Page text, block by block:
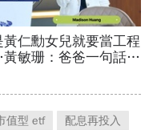
值型 etf
配息再投入